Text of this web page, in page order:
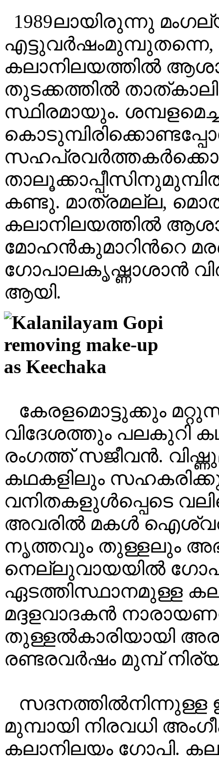
1989ലായിരുന്നു
എട്ടുവർഷംമുമ്പുതന്നെ,
കലാനിലയത്തിൽ
തുടക്കത്തിൽ
സ്ഥിരമായും.
കണ്ടു. മാത്രമല്ല,
കലാനിലയത്തിൽ
മോഹൻകുമാറിൻറെ
ഗോപാലകൃഷ്ണാശാൻ
ആയി.
കേരളമൊട്ടുക്കും
വിദേശത്തും പലകുറി
രംഗത്ത് സജീവൻ.
കഥകളിലും
വനിതകളുൾപ്പെടെ
അവരിൽ മകൾ
നൃത്തവും തുള്ളലും
നെല്ലുവായയിൽ
ഏടത്തിസ്ഥാനമുള്ള
മദ്ദളവാദകൻ
തുള്ളൽകാരിയായി
രണ്ടരവർഷം മുമ്പ്
മുമ്പായി നിരവധി
കലാനിലയം ഗോപി.